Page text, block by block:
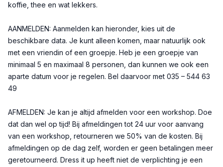
koffie, thee en wat lekkers.
AANMELDEN: Aanmelden kan hieronder, kies uit de
beschikbare data. Je kunt alleen komen, maar natuurlijk ook
met een vriendin of een groepje. Heb je een groepje van
minimaal 5 en maximaal 8 personen, dan kunnen we ook een
aparte datum voor je regelen. Bel daarvoor met 035 – 544 63
49
AFMELDEN: Je kan je altijd afmelden voor een workshop. Doe
dat dan wel op tijd! Bij afmeldingen tot 24 uur voor aanvang
van een workshop, retourneren we 50% van de kosten. Bij
afmeldingen op de dag zelf, worden er geen betalingen meer
geretourneerd. Dress it up heeft niet de verplichting je een